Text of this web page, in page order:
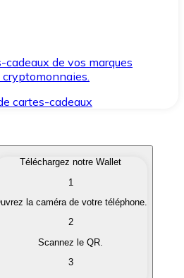
de vos marques
cartes-cadeaux
qui vous intéressent
en monnaie
Téléchargez notre Wallet
1
la caméra de votre téléphone.
2
Scannez le QR.
3